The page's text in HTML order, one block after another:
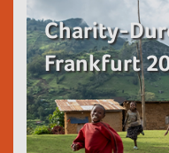
Charity-
Frankfurt